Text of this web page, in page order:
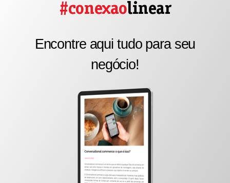
#conexaolinear
Encontre aqui tudo para seu
negócio!